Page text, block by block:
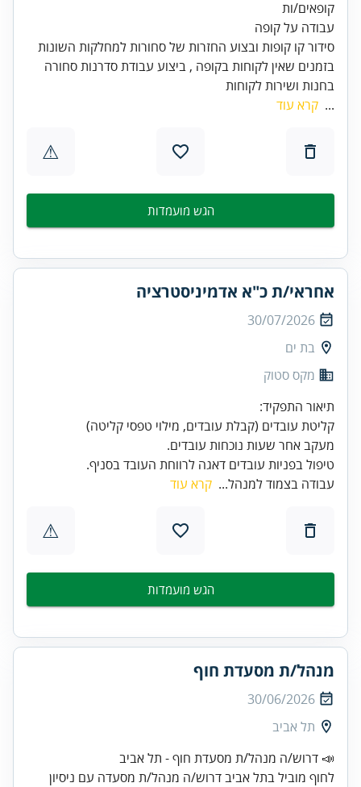
בזמנים שאין לקוחות בקופה , ביצוע עבודת סדרנות סחורה
בחנות ושירות לקוחות
... קרא עוד
⚠
הגש מועמדות
אחראי/ת כ"א אדמיניסטרציה
30/07/2026
בת ים
מקס סטוק
טיפול בפניות עובדים דאגה לרווחת העובד בסניף.
עבודה בצמוד למנהל... קרא עוד
⚠
הגש מועמדות
מנהל/ת מסעדת חוף
30/06/2026
תל אביב
לחוף מוביל בתל אביב דרוש/ה מנהל/ת מסעדה עם ניסיון